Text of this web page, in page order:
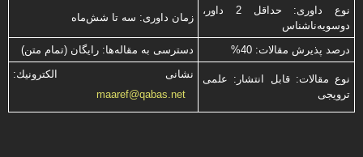
نوع داوری: حداقل 2 داور،
دوسویه‌ناشناس
زمان داوری: سه تا شش‌ماه
درصد پذیرش مقالات: 40% دسترسی به مقاله‌ها: رایگان (تمام متن)
نوع مقالات: قابل انتشار: علمی
ترویجی
نشانی الكترونیك:
maaref@qabas.net